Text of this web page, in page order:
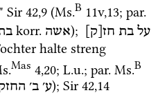
Sir 42,9 (Ms.B 11v,13; par.
korr. אשה); על בת חז[ק]
halte streng
Mas 4,20; L.u.; par. Ms.B
ע׳ ב׳ ); Sir 42,14